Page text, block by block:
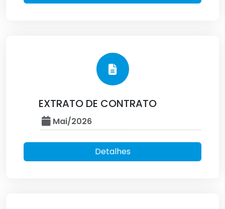
EXTRATO DE CONTRATO
Mai/2026
Detalhes